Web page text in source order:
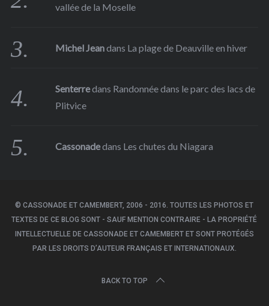
vallée de la Moselle
Michel Jeandans La plage de Deauville en hiver
Senterredans Randonnée dans le parc des lacs de
Plitvice
Cassonadedans Les chutes du Niagara
© CASSONADE ET CAMEMBERT, 2006 - 2016. TOUTES LES PHOTOS ET
TEXTES DE CE BLOG SONT - SAUF MENTION CONTRAIRE - LA PROPRIÉTÉ
INTELLECTUELLE DE CASSONADE ET CAMEMBERT ET SONT PROTÉGÉS
PAR LES DROITS D’AUTEUR FRANÇAIS ET INTERNATIONAUX.
BACK TO TOP